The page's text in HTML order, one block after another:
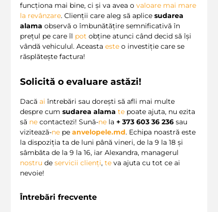
funcționa mai bine, ci și va avea o valoare mai mare
la revânzare. Clienții care aleg să aplice sudarea
alama observă o îmbunătățire semnificativă în
prețul pe care îl pot obține atunci când decid să își
vândă vehiculul. Aceasta este o investiție care se
răsplătește factura!
Solicită o evaluare astăzi!
Dacă ai întrebări sau dorești să afli mai multe
despre cum sudarea alama te poate ajuta, nu ezita
să ne contactezi! Sună-ne la + 373 603 36 236 sau
vizitează-ne pe anvelopele.md. Echipa noastră este
la dispoziția ta de luni până vineri, de la 9 la 18 și
sâmbăta de la 9 la 16, iar Alexandra, managerul
nostru de servicii clienți, te va ajuta cu tot ce ai
nevoie!
Întrebări frecvente